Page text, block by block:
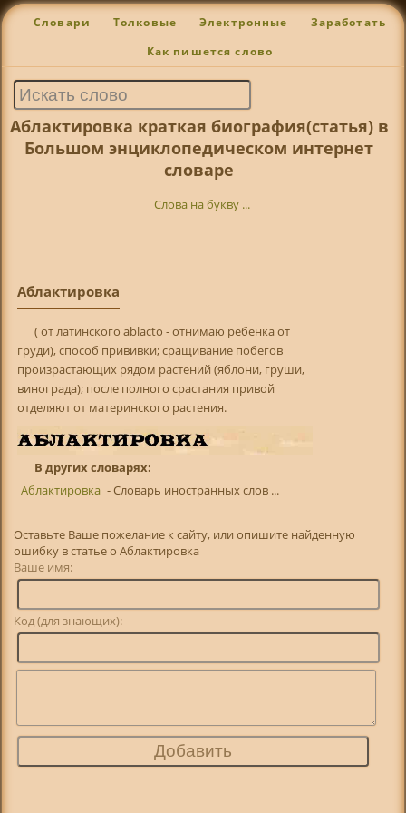
Словари Толковые Электронные Заработать
Как пишется слово
Аблактировка краткая биография(статья) в
Большом энциклопедическом интернет
словаре
Слова на букву ...
Аблактировка
( от латинского ablacto - отнимаю ребенка от
груди), способ прививки; сращивание побегов
произрастающих рядом растений (яблони, груши,
винограда); после полного срастания привой
отделяют от материнского растения.
В других словарях:
Аблактировка - Словарь иностранных слов ...
Оставьте Ваше пожелание к сайту, или опишите найденную
ошибку в статье о Аблактировка
Ваше имя:
Код (для знающих):